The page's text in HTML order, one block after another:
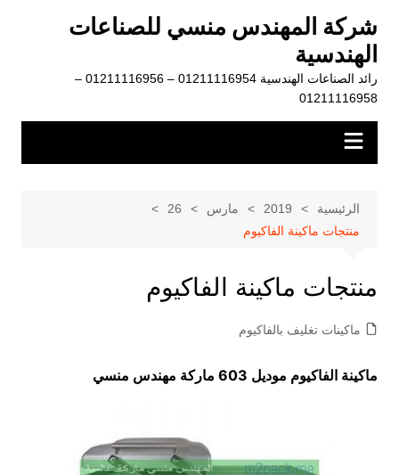
المحتوى
شركة المهندس منسي للصناعات
الهندسية
رائد الصناعات الهندسية 01211116954 – 01211116956 –
01211116958
الرئيسية 2019 مارس
26
منتجات ماكينة الفاكيوم
منتجات ماكينة الفاكيوم
ماكينات تغليف بالفاكيوم
ماكينة الفاكيوم موديل 603 ماركة مهندس منسي